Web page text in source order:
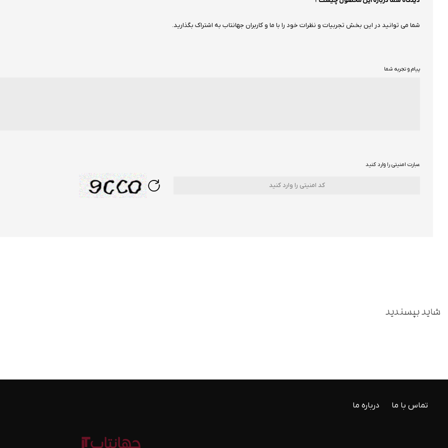
شما می توانید در این بخش تجربیات و نظرات خود را با ما و کاربران جهانتاب به اشتراک بگذارید.
پیام و تجربه شما
عبارت امنیتی را وارد کنید
شاید بپسندید
تماس با ما درباره ما